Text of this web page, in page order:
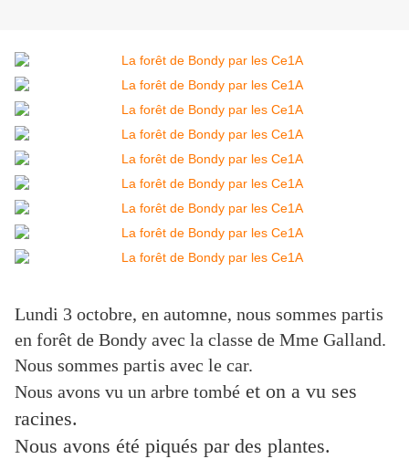
Lundi 3 octobre, en automne, nous sommes partis
en forêt de Bondy avec la classe de Mme Galland.
Nous sommes partis avec le car.
Nous avons vu un arbre tombé et on a vu ses
racines.
Nous avons été piqués par des plantes.